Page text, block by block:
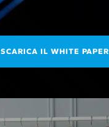
SCARICA IL WHITE PAPER